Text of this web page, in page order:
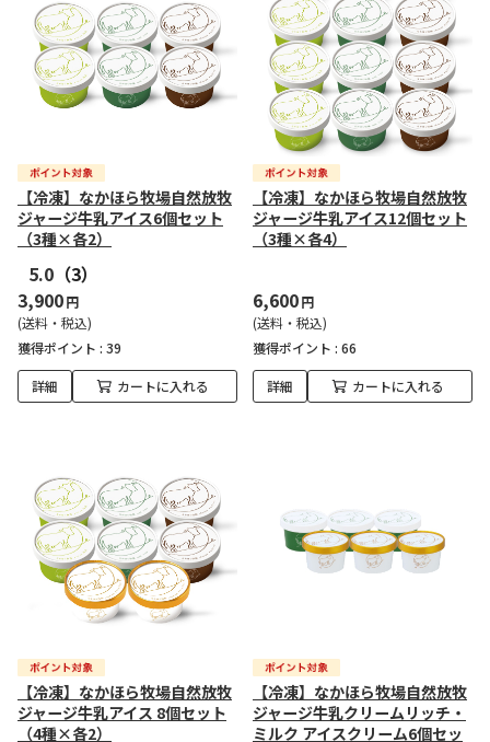
【冷凍】なかほら牧場自然放牧
ジャージ牛乳アイス6個セット
（3種×各2）
5.0 （3）
3,900円
(送料・税込)
獲得ポイント : 39
詳細 カートに入れる
【冷凍】なかほら牧場自然放牧
ジャージ牛乳アイス12個セット
（3種×各4）
6,600円
(送料・税込)
獲得ポイント : 66
詳細 カートに入れる
【冷凍】なかほら牧場自然放牧
ジャージ牛乳アイス 8個セット
（4種×各2）
【冷凍】なかほら牧場自然放牧
ジャージ牛乳クリームリッチ・
ミルク アイスクリーム6個セッ